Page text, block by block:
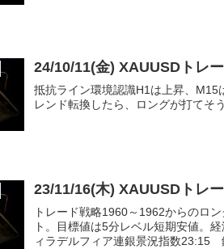
24/10/11(金) XAUUSDトレ
抵抗ライン環境認識H1は上昇、M15
レンド転換したら、ロングが打てそ
23/11/16(木) XAUUSDトレ
トレード戦略1960～1962からのロ
ト。目標値は5分レベル短期安値。
ィラデルフィア連銀景況指数23:15